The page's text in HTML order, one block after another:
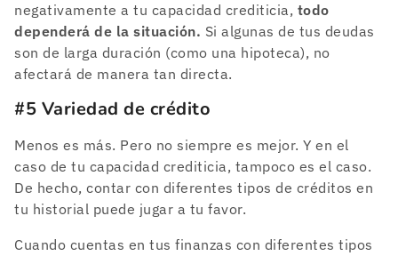
negativamente a tu capacidad crediticia, todo
dependerá de la situación. Si algunas de tus deudas
son de larga duración (como una hipoteca), no
afectará de manera tan directa.
#5 Variedad de crédito
Menos es más. Pero no siempre es mejor. Y en el
caso de tu capacidad crediticia, tampoco es el caso.
De hecho, contar con diferentes tipos de créditos en
tu historial puede jugar a tu favor.
Cuando cuentas en tus finanzas con diferentes tipos